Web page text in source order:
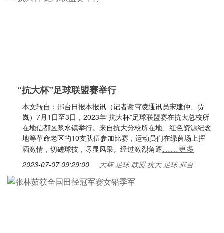
“抗大杯”足球联盟赛举行
本文转自：邢台日报本报讯（记者谢霄凌通讯员宋建仲、贾
岚）7月1日至3日，2023年“抗大杯”足球联盟赛在抗大总校所
在地信都区浆水镇举行。来自抗大分校所在地、红色资源纪念
地等革命老区的10支队伍参加比赛，运动员们在绿茵场上挥
洒激情，切磋球技，尽显风采。经过激烈角逐……更多
2023-07-07 09:29:00 大杯,足球,联盟,抗大,足球,邢台